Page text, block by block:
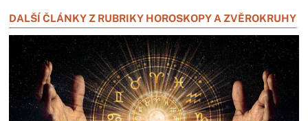
DALŠÍ ČLÁNKY Z RUBRIKY HOROSKOPY A ZVĚROKRUHY